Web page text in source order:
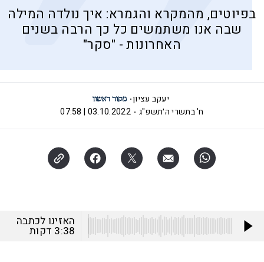
בפיוטים, מהמקרא והגמרא: איך נולדה המילה
שבה אנו משתמשים כל כך הרבה בשנים
האחרונות - "סקר"
יעקב עציון
ח' בתשרי ה׳תשפ"ג
03.10.2022 | 07:58
האזינו לכתבה
3:38 דקות